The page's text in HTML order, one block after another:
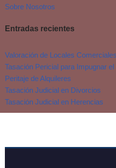
Sobre Nosotros
Entradas recientes
Valoración de Locales
Tasación Pericial para Impugnar
Peritaje de Alquileres
Tasación Judicial en Divorcios
Tasación Judicial en Herencias